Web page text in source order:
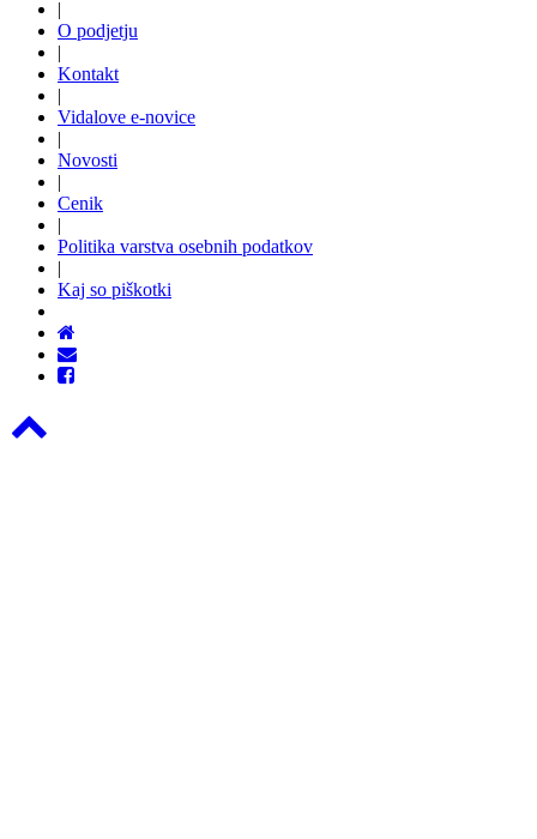
|
O podjetju
|
Kontakt
|
Vidalove e-novice
|
Novosti
|
Cenik
|
Politika varstva osebnih podatkov
|
Kaj so piškotki